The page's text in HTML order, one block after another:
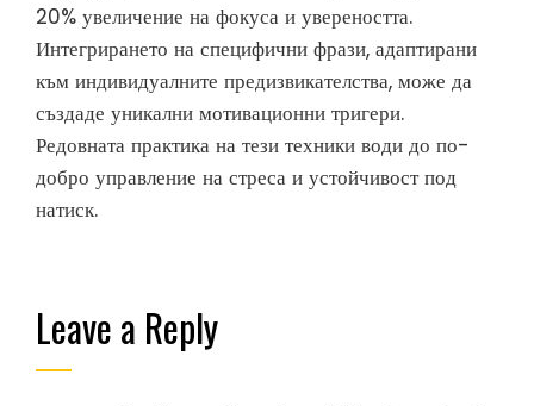
20% увеличение на фокуса и увереността.
Интегрирането на специфични фрази, адаптирани
към индивидуалните предизвикателства, може да
създаде уникални мотивационни тригери.
Редовната практика на тези техники води до по-
добро управление на стреса и устойчивост под
натиск.
Leave a Reply